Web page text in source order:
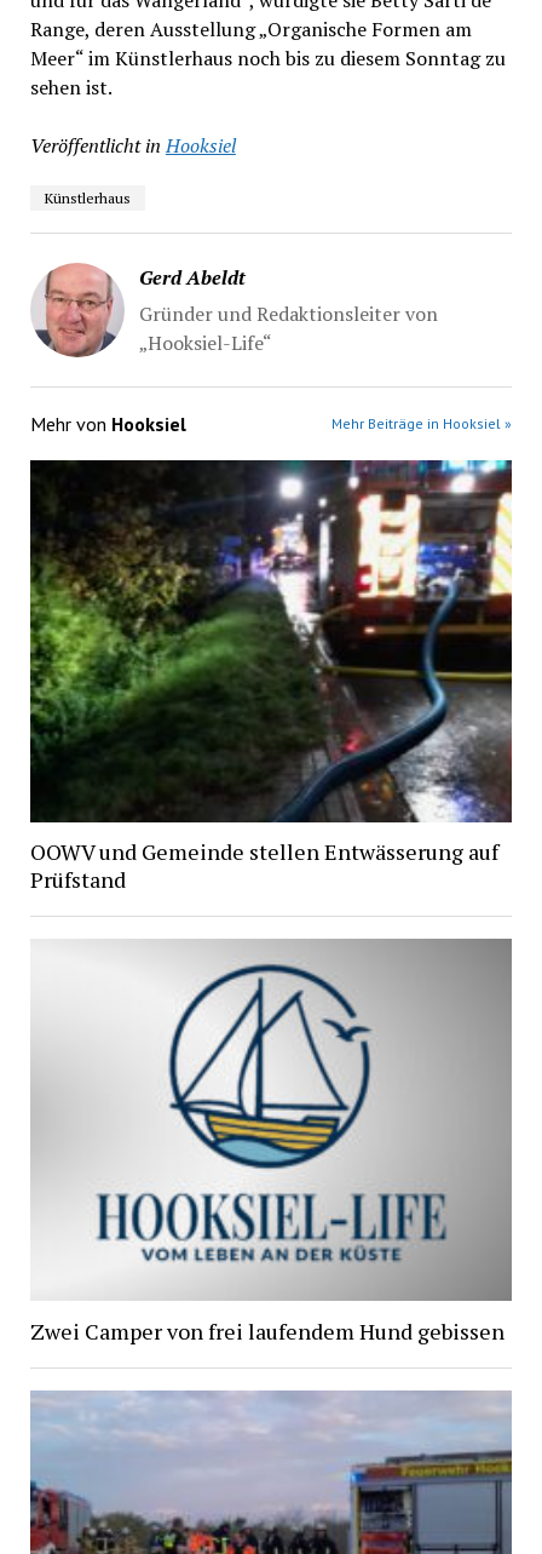
Range, deren Ausstellung „Organische Formen am
Meer“ im Künstlerhaus noch bis zu diesem Sonntag zu
sehen ist.
Veröffentlicht in Hooksiel
Künstlerhaus
Gerd Abeldt
Gründer und Redaktionsleiter von
„Hooksiel-Life“
Mehr von Hooksiel Mehr Beiträge in Hooksiel »
OOWV und Gemeinde stellen Entwässerung auf
Prüfstand
Zwei Camper von frei laufendem Hund gebissen